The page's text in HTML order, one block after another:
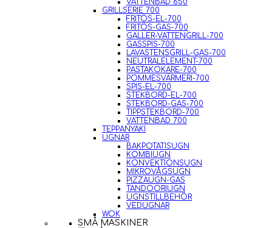
VATTENBAD 650
GRILLSERIE 700
FRITÖS-EL-700
FRITÖS-GAS-700
GALLER-VATTENGRILL-700
GASSPIS-700
LAVASTENSGRILL-GAS-700
NEUTRALELEMENT-700
PASTAKOKARE-700
POMMESVÄRMERI-700
SPIS-EL-700
STEKBORD-EL-700
STEKBORD-GAS-700
TIPPSTEKBORD-700
VATTENBAD 700
TEPPANYAKI
UGNAR
BAKPOTATISUGN
KOMBIUGN
KONVEKTIONSUGN
MIKROVÅGSUGN
PIZZAUGN-GAS
TANDOORIUGN
UGNSTILLBEHÖR
VEDUGNAR
WOK
SMÅ MASKINER